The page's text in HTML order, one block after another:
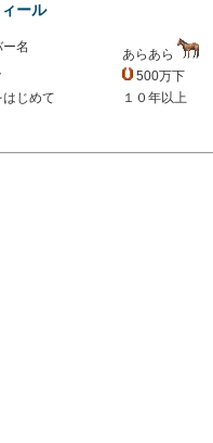
ール
ー名
あらあら
500万下
じめて
１０年以上